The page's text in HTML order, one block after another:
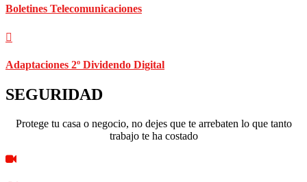
Boletines Telecomunicaciones
Adaptaciones 2º Dividendo Digital
SEGURIDAD
Protege tu casa o negocio, no dejes que te arrebaten lo que tanto
trabajo te ha costado